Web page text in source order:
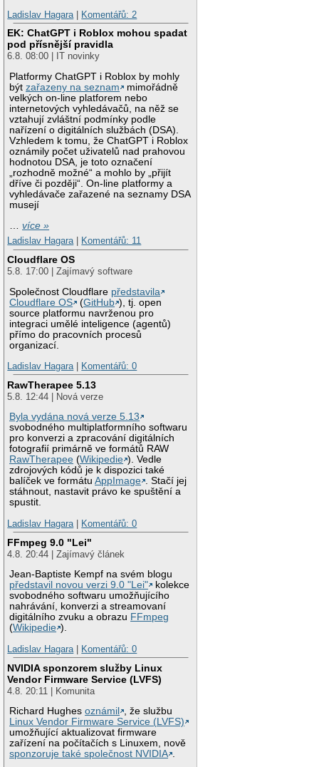
Ladislav Hagara
Komentářů: 2
EK: ChatGPT i Roblox mohou spadat
pod přísnější pravidla
6.8. 08:00 | IT novinky
Platformy ChatGPT i Roblox by mohly
býtzařazeny na seznam
mimořádně
velkých on-line platforem nebo
internetových vyhledávačů, na něž se
vztahují zvláštní podmínky podle
nařízení o digitálních službách (DSA).
Vzhledem k tomu, že ChatGPT i Roblox
oznámily počet uživatelů nad prahovou
hodnotou DSA, je toto označení
„rozhodně možné“ a mohlo by „přijít
dříve či později“. On-line platformy a
vyhledávače zařazené na seznamy DSA
musejí
…více »
Ladislav Hagara| Komentářů: 11
Cloudflare OS
5.8. 17:00 | Zajímavý software
Společnost Cloudflare představila
Cloudflare OS
(GitHub ), tj. open
source platformu navrženou pro
integraci umělé inteligence (agentů)
přímo do pracovních procesů
organizací.
Ladislav Hagara| Komentářů: 0
RawTherapee 5.13
5.8. 12:44 | Nová verze
Byla vydána nová verze 5.13
svobodného multiplatformního softwaru
pro konverzi a zpracování digitálních
fotografií primárně ve formátů RAW
RawTherapee (Wikipedie ). Vedle
zdrojových kódů je k dispozici také
balíček ve formátuAppImage . Stačí jej
stáhnout, nastavit právo ke spuštění a
spustit.
Ladislav Hagara| Komentářů: 0
FFmpeg 9.0 "Lei"
4.8. 20:44 | Zajímavý článek
Jean-Baptiste Kempf na svém blogu
představil novou verzi 9.0 "Lei"
kolekce
svobodného softwaru umožňujícího
nahrávání, konverzi a streamovaní
digitálního zvuku a obrazu FFmpeg
(Wikipedie ).
Ladislav Hagara| Komentářů: 0
NVIDIA sponzorem služby Linux
Vendor Firmware Service (LVFS)
4.8. 20:11 | Komunita
Richard Hughesoznámil
, že službu
Linux Vendor Firmware Service (LVFS)
umožňující aktualizovat firmware
zařízení na počítačích s Linuxem, nově
sponzoruje také společnost NVIDIA .